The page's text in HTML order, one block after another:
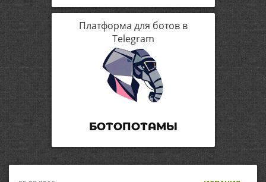
Платформа для ботов в
Telegram
БОТОПОТАМЫ